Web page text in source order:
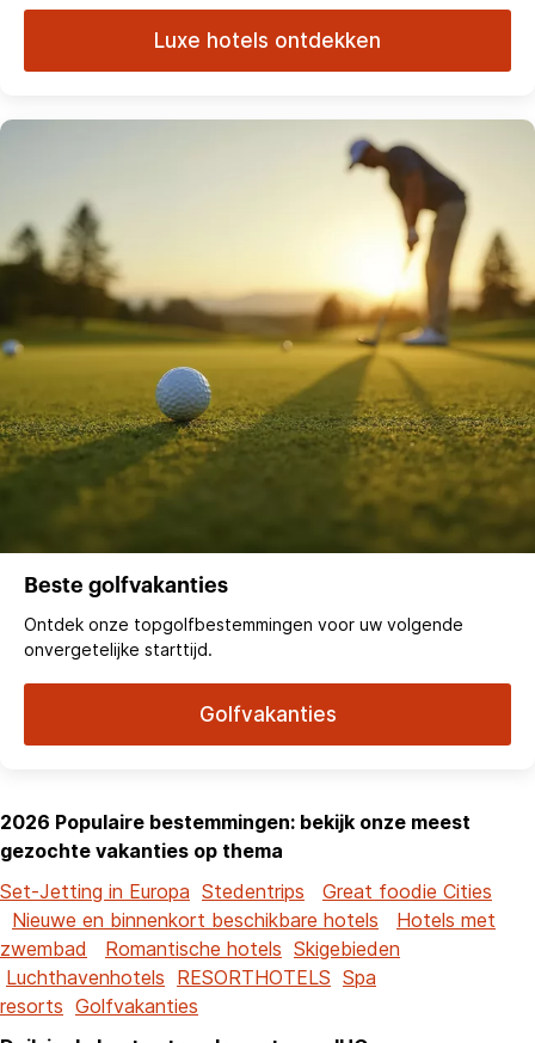
Luxe hotels ontdekken
Beste golfvakanties
Ontdek onze topgolfbestemmingen voor uw volgende
onvergetelijke starttijd.
Golfvakanties
2026 Populaire bestemmingen: bekijk onze meest
gezochte vakanties op thema
Set-Jetting in Europa Stedentrips
Great foodie Cities
Nieuwe en binnenkort beschikbare hotels
Hotels met
zwembad
Romantische hotels Skigebieden
Luchthavenhotels RESORTHOTELS Spa
resorts Golfvakanties